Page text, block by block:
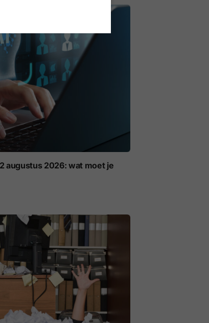
augustus 2026: wat moet je